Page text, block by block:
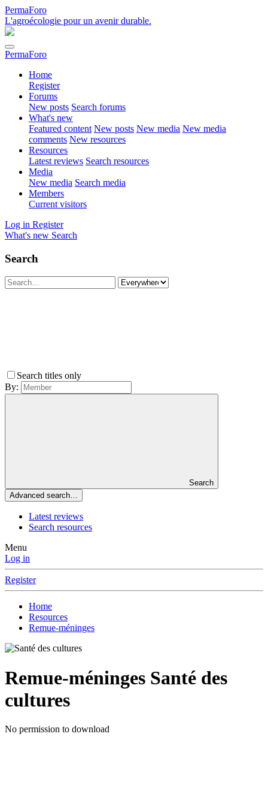
PermaForo
L'agroécologie pour un avenir durable.
PermaForo
Home
Register
Forums
New posts Search forums
What's new
Featured content New posts New media New media
comments New resources
Resources
Latest reviews Search resources
Media
New media Search media
Members
Current visitors
Log in Register
What's new Search
Search
Search titles only
By:
Search
Advanced search…
Latest reviews
Search resources
Menu
Log in
Register
Home
Resources
Remue-méninges
Remue-méninges Santé des
cultures
No permission to download